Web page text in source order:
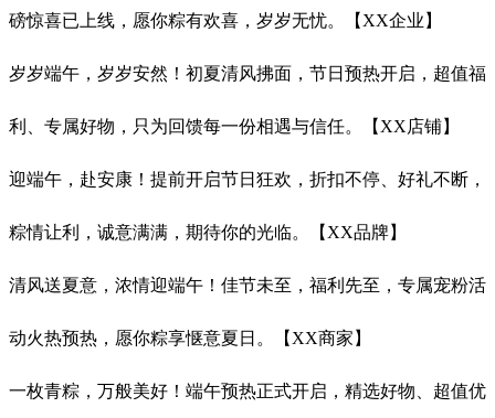
磅惊喜已上线，愿你粽有欢喜，岁岁无忧。【XX企业】
岁岁端午，岁岁安然！初夏清风拂面，节日预热开启，超值福
利、专属好物，只为回馈每一份相遇与信任。【XX店铺】
迎端午，赴安康！提前开启节日狂欢，折扣不停、好礼不断，
粽情让利，诚意满满，期待你的光临。【XX品牌】
清风送夏意，浓情迎端午！佳节未至，福利先至，专属宠粉活
动火热预热，愿你粽享惬意夏日。【XX商家】
一枚青粽，万般美好！端午预热正式开启，精选好物、超值优